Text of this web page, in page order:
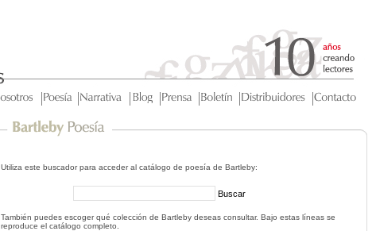
Utiliza este buscador para acceder al catálogo de poesía de Bartleby:
Buscar
También puedes escoger qué colección de Bartleby deseas consultar. Bajo estas líneas se
reproduce el catálogo completo.